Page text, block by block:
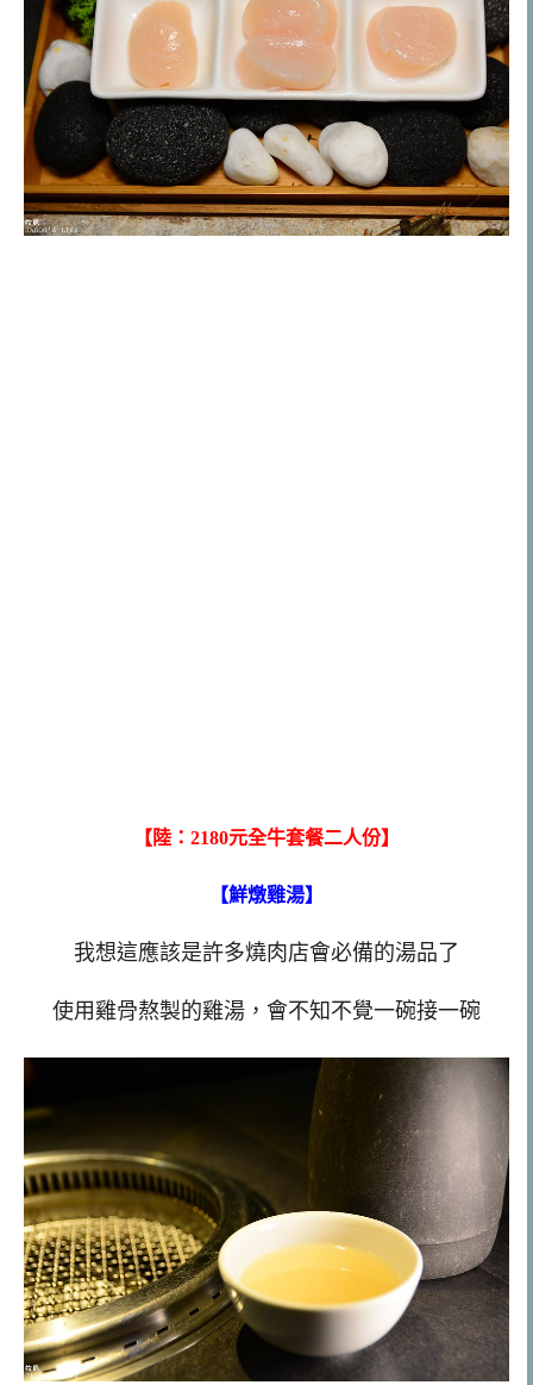
【陸：2180元全牛套餐二人份】
【鮮燉雞湯】
我想這應該是許多燒肉店會必備的湯品了
使用雞骨熬製的雞湯，會不知不覺一碗接一碗